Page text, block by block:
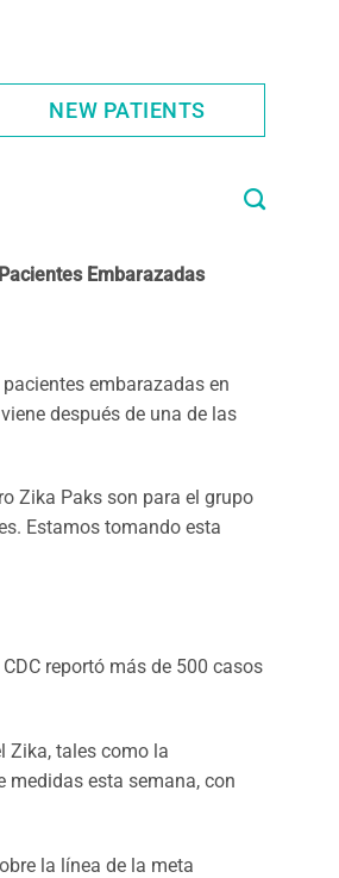
NEW PATIENTS
Embarazadas
embarazadas en
después de una de las
Zika Paks son para el grupo
Estamos tomando esta
reportó más de 500 casos
Zika, tales como la
medidas esta semana, con
la línea de la meta